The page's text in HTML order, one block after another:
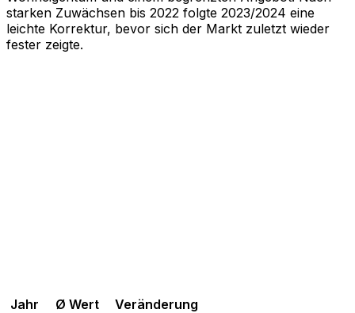
starken Zuwächsen bis 2022 folgte 2023/2024 eine
leichte Korrektur, bevor sich der Markt zuletzt wieder
fester zeigte.
Jahr Ø Wert
Veränderung